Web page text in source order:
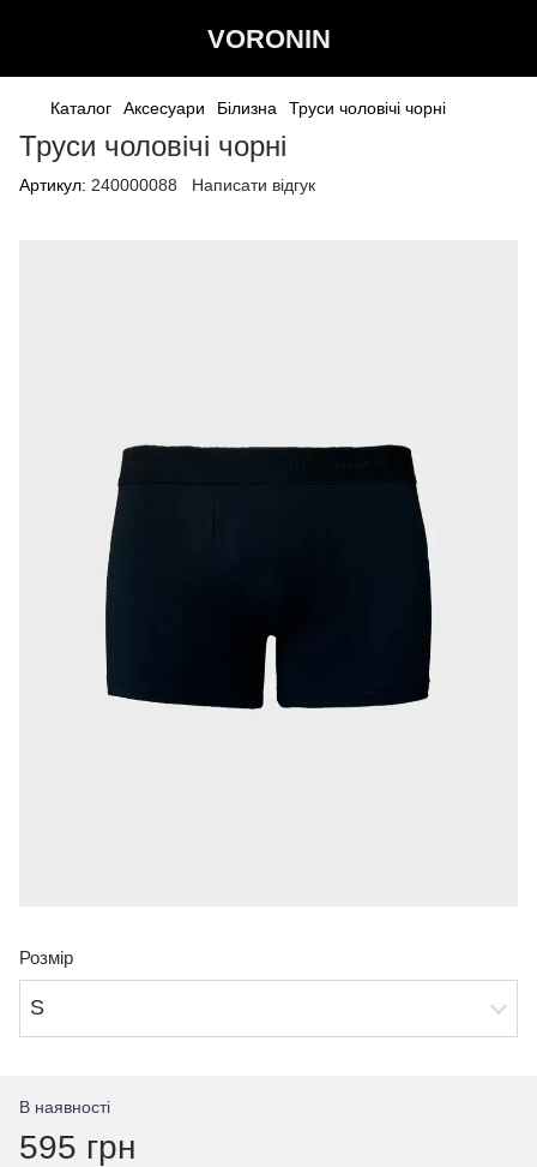
VORONIN
Каталог Аксесуари Білизна Труси чоловічі чорні
Труси чоловічі чорні
Артикул: 240000088 Написати відгук
Розмір
S
В наявності
595 грн